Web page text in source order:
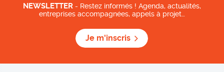
NEWSLETTER - Restez informés ! Agenda, actualités,
entreprises accompagnées, appels à projet…
Je m'inscris